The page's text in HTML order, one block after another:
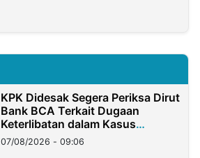
KPK Didesak Segera Periksa Dirut
Bank BCA Terkait Dugaan
Keterlibatan dalam Kasus
Hilangnya Dana Nasabah Rp2,58
Miliar
07/08/2026 - 09:06